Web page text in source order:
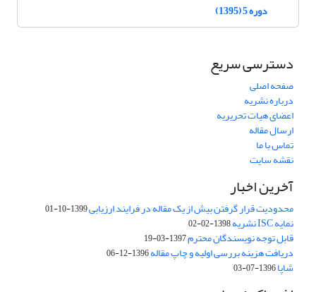
دوره 5 (1395)
دسترسی سریع
صفحه اصلی
درباره نشریه
اعضای هیات تحریریه
ارسال مقاله
تماس با ما
نقشه سایت
آخرین اخبار
محدودیت قرار گرفتن بیش از یک مقاله در فرایند ارزیابی1399-10-01
نمایه ISC نشریه 1398-02-02
قابل توجه نویسندگان محترم1397-03-19
دریافت هزینه بررسی اولیه و چاپ مقاله1396-12-06
شاپا1396-07-03